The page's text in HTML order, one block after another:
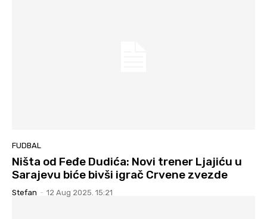
FUDBAL
Ništa od Feđe Dudića: Novi trener Ljajiću u
Sarajevu biće bivši igrač Crvene zvezde
Stefan - 12 Aug 2025. 15:21